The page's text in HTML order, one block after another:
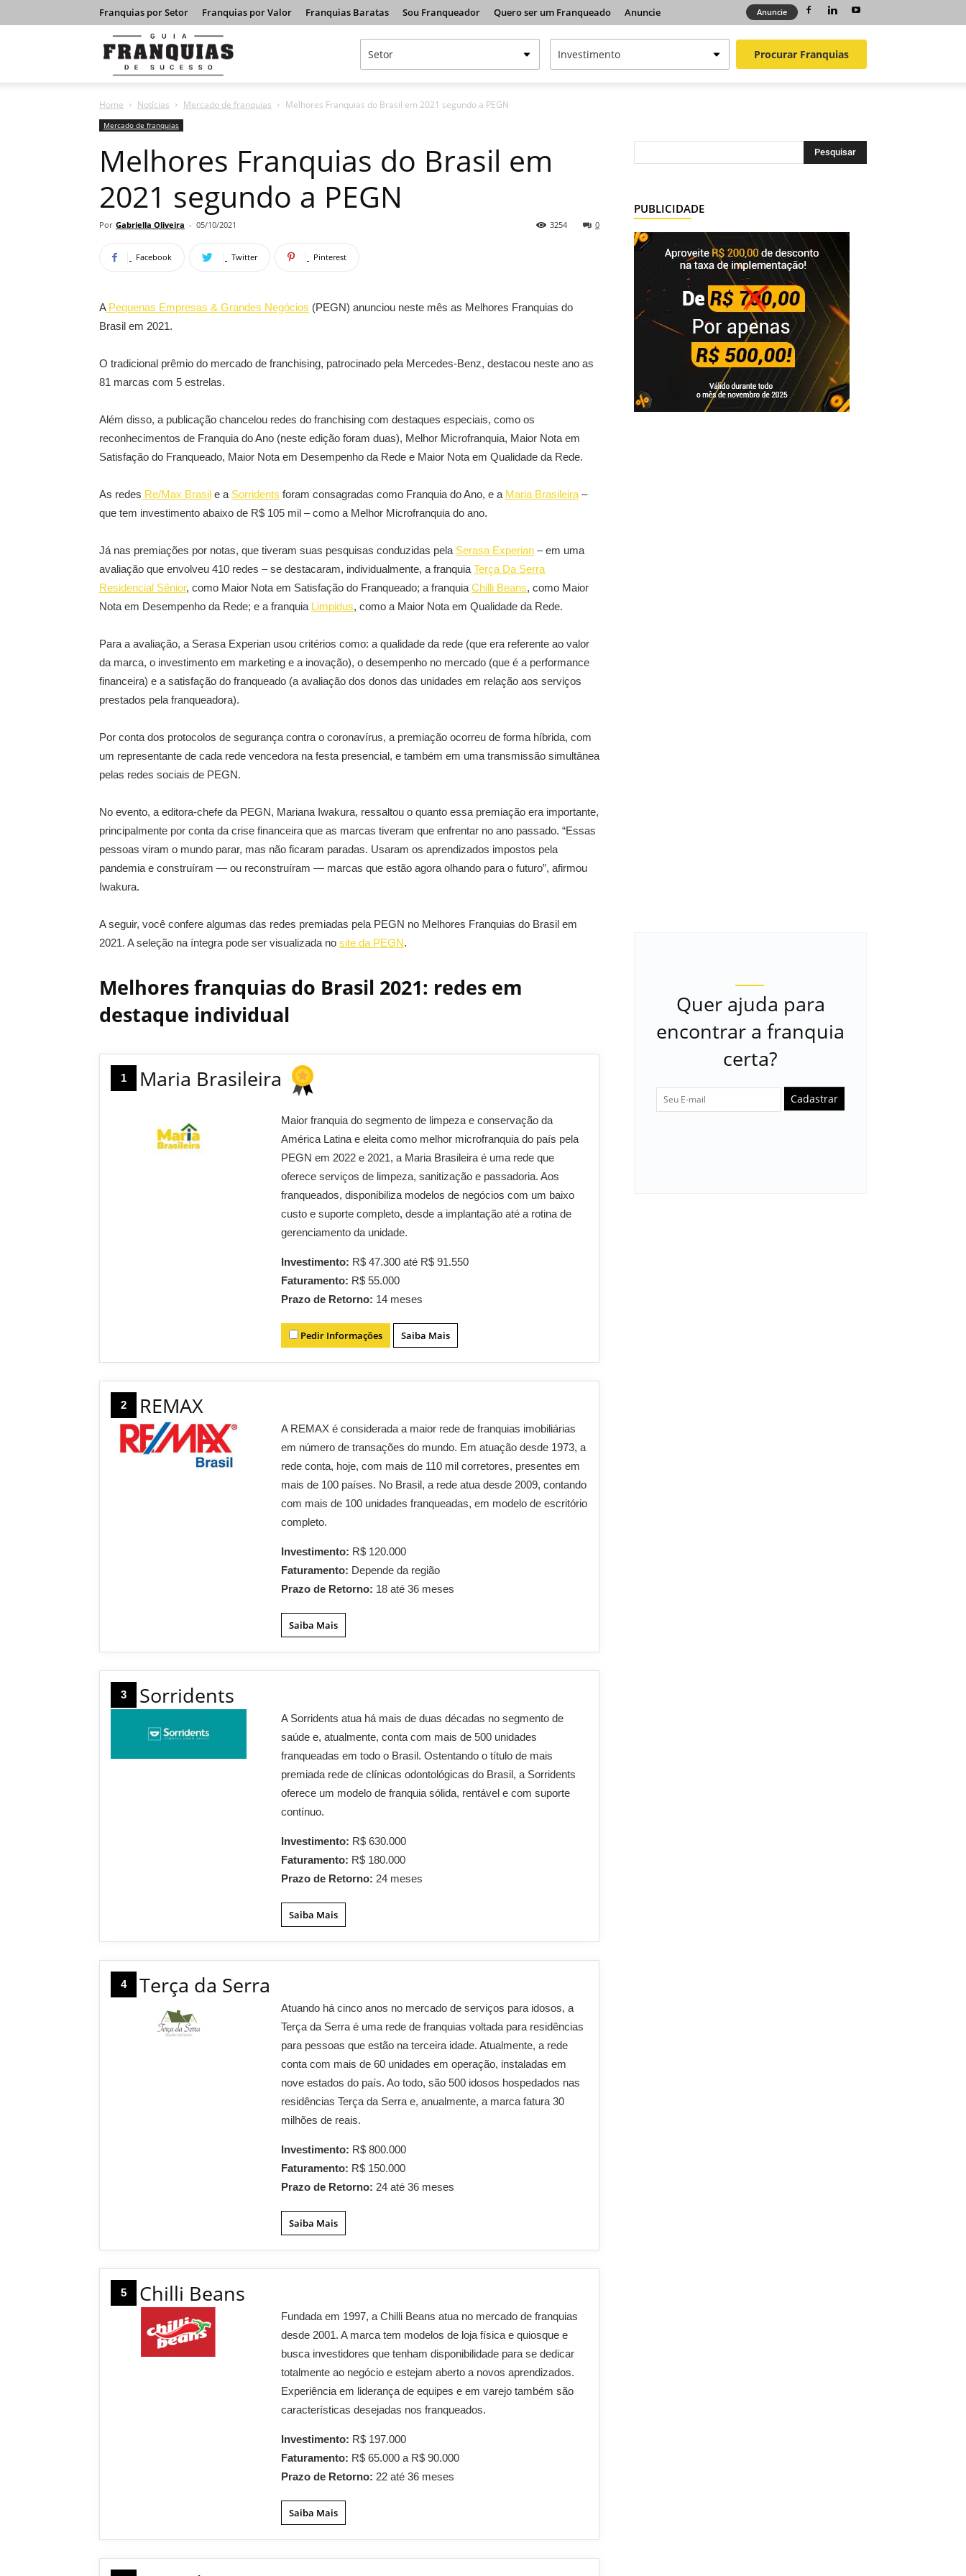
Franquias por Setor Franquias por Valor Franquias Baratas Sou Franqueador Quero ser um Franqueado Anuncie Anuncie
Franquias
de
Procurar Franquias
Home Notícias Mercado de franquias Melhores Franquias do Brasil em 2021 segundo a PEGN
Mercado de franquias
Melhores Franquias do Brasil em
2021 segundo a PEGN
Por Gabriella Oliveira - 05/10/2021 0
3254
Facebook Twitter Pinterest
APequenas Empresas & Grandes Negócios (PEGN) anunciou neste mês as Melhores Franquias do
Brasil em 2021.
O tradicional prêmio do mercado de franchising, patrocinado pela Mercedes-Benz, destacou neste ano as
81 marcas com 5 estrelas.
Além disso, a publicação chancelou redes do franchising com destaques especiais, como os
reconhecimentos de Franquia do Ano (neste edição foram duas), Melhor Microfranquia, Maior Nota em
Satisfação do Franqueado, Maior Nota em Desempenho da Rede e Maior Nota em Qualidade da Rede.
As redes Re/Max Brasil e a Sorridents foram consagradas como Franquia do Ano, e a Maria Brasileira –
que tem investimento abaixo de R$ 105 mil – como a Melhor Microfranquia do ano.
Já nas premiações por notas, que tiveram suas pesquisas conduzidas pela Serasa Experian – em uma
avaliação que envolveu 410 redes – se destacaram, individualmente, a franquia Terça Da Serra
Residencial Sênior, como Maior Nota em Satisfação do Franqueado; a franquia Chilli Beans, como Maior
Nota em Desempenho da Rede; e a franquia Limpidus, como a Maior Nota em Qualidade da Rede.
Para a avaliação, a Serasa Experian usou critérios como: a qualidade da rede (que era referente ao valor
da marca, o investimento em marketing e a inovação), o desempenho no mercado (que é a performance
financeira) e a satisfação do franqueado (a avaliação dos donos das unidades em relação aos serviços
prestados pela franqueadora).
Por conta dos protocolos de segurança contra o coronavírus, a premiação ocorreu de forma híbrida, com
um representante de cada rede vencedora na festa presencial, e também em uma transmissão simultânea
pelas redes sociais de PEGN.
No evento, a editora-chefe da PEGN, Mariana Iwakura, ressaltou o quanto essa premiação era importante,
principalmente por conta da crise financeira que as marcas tiveram que enfrentar no ano passado. “Essas
pessoas viram o mundo parar, mas não ficaram paradas. Usaram os aprendizados impostos pela
pandemia e construíram — ou reconstruíram — marcas que estão agora olhando para o futuro”, afirmou
Iwakura.
A seguir, você confere algumas das redes premiadas pela PEGN no Melhores Franquias do Brasil em
2021. A seleção na íntegra pode ser visualizada no site da PEGN.
Melhores franquias do Brasil 2021: redes em
destaque individual
1 Maria Brasileira
Maior franquia do segmento de limpeza e conservação da
América Latina e eleita como melhor microfranquia do país pela
PEGN em 2022 e 2021, a Maria Brasileira é uma rede que
oferece serviços de limpeza, sanitização e passadoria. Aos
franqueados, disponibiliza modelos de negócios com um baixo
custo e suporte completo, desde a implantação até a rotina de
gerenciamento da unidade.
Investimento: R$ 47.300 até R$ 91.550
Faturamento: R$ 55.000
Prazo de Retorno: 14 meses
Pedir Informações Saiba Mais
2 REMAX
A REMAX é considerada a maior rede de franquias imobiliárias
em número de transações do mundo. Em atuação desde 1973, a
rede conta, hoje, com mais de 110 mil corretores, presentes em
mais de 100 países. No Brasil, a rede atua desde 2009, contando
com mais de 100 unidades franqueadas, em modelo de escritório
completo.
Investimento: R$ 120.000
Faturamento: Depende da região
Prazo de Retorno: 18 até 36 meses
Saiba Mais
3 Sorridents
A Sorridents atua há mais de duas décadas no segmento de
saúde e, atualmente, conta com mais de 500 unidades
franqueadas em todo o Brasil. Ostentando o título de mais
premiada rede de clínicas odontológicas do Brasil, a Sorridents
oferece um modelo de franquia sólida, rentável e com suporte
contínuo.
Investimento: R$ 630.000
Faturamento: R$ 180.000
Prazo de Retorno: 24 meses
Saiba Mais
4 Terça da Serra
Atuando há cinco anos no mercado de serviços para idosos, a
Terça da Serra é uma rede de franquias voltada para residências
para pessoas que estão na terceira idade. Atualmente, a rede
conta com mais de 60 unidades em operação, instaladas em
nove estados do país. Ao todo, são 500 idosos hospedados nas
residências Terça da Serra e, anualmente, a marca fatura 30
milhões de reais.
Investimento: R$ 800.000
Faturamento: R$ 150.000
Prazo de Retorno: 24 até 36 meses
Saiba Mais
5 Chilli Beans
Fundada em 1997, a Chilli Beans atua no mercado de franquias
desde 2001. A marca tem modelos de loja física e quiosque e
busca investidores que tenham disponibilidade para se dedicar
totalmente ao negócio e estejam aberto a novos aprendizados.
Experiência em liderança de equipes e em varejo também são
características desejadas nos franqueados.
Investimento: R$ 197.000
Faturamento: R$ 65.000 a R$ 90.000
Prazo de Retorno: 22 até 36 meses
Saiba Mais
PUBLICIDADE
Quer ajuda para
encontrar a franquia
certa?
Cadastrar